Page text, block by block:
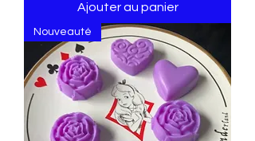
Ajouter au panier
Nouveauté